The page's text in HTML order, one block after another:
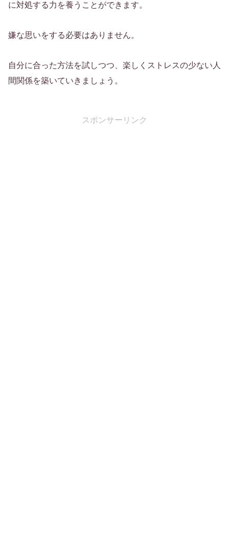
に対処する力を養うことができます。
嫌な思いをする必要はありません。
自分に合った方法を試しつつ、楽しくストレスの少ない人
間関係を築いていきましょう。
スポンサーリンク